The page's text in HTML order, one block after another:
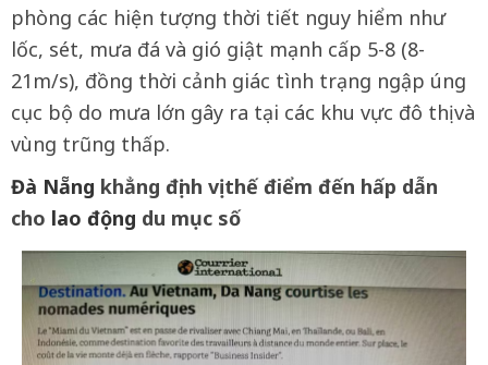
phòng các hiện tượng thời tiết nguy hiểm như
lốc, sét, mưa đá và gió giật mạnh cấp 5-8 (8-
21m/s), đồng thời cảnh giác tình trạng ngập úng
cục bộ do mưa lớn gây ra tại các khu vực đô thị và
vùng trũng thấp.
Đà Nẵng khẳng định vị thế điểm đến hấp dẫn
cho lao động du mục số